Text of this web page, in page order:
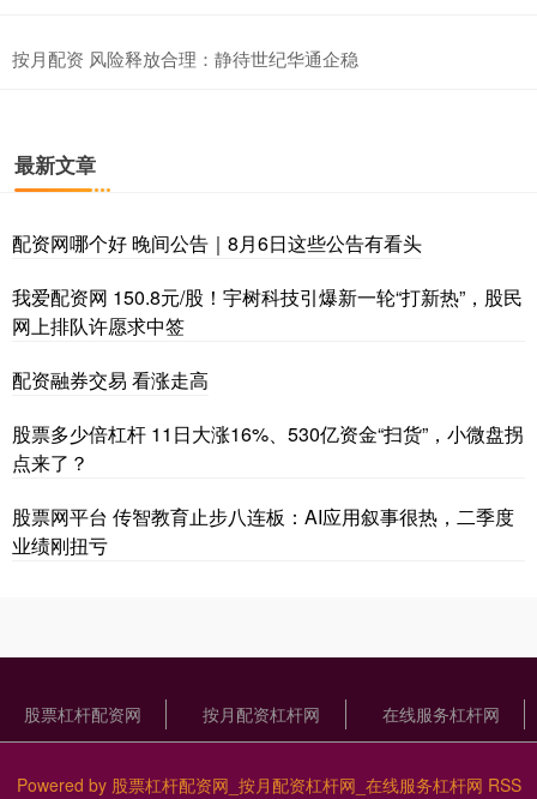
按月配资 风险释放合理：静待世纪华通企稳
最新文章
配资网哪个好 晚间公告｜8月6日这些公告有看头
我爱配资网 150.8元/股！宇树科技引爆新一轮“打新热”，股民
网上排队许愿求中签
配资融券交易 看涨走高
股票多少倍杠杆 11日大涨16%、530亿资金“扫货”，小微盘拐
点来了？
股票网平台 传智教育止步八连板：AI应用叙事很热，二季度
业绩刚扭亏
股票杠杆配资网 按月配资杠杆网 在线服务杠杆网
Powered by 股票杠杆配资网_按月配资杠杆网_在线服务杠杆网 RSS